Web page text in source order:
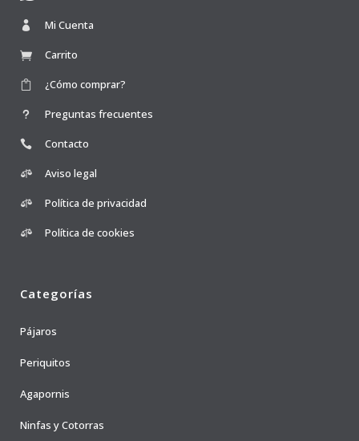
Mi Cuenta
Carrito
¿Cómo comprar?
Preguntas frecuentes
Contacto
Aviso legal
Política de privacidad
Política de cookies
Categorías
Pájaros
Periquitos
Agapornis
Ninfas y Cotorras